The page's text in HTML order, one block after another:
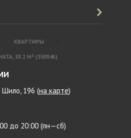
КВАРТИРЫ
38.2 М² (550946)
Шило, 196 (на карте)
до 20:00 (пн—сб)